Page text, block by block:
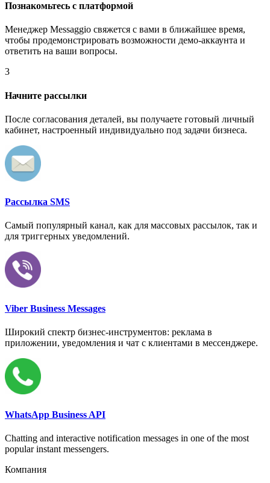
Познакомьтесь с платформой
Менеджер Messaggio свяжется с вами в ближайшее время,
чтобы продемонстрировать возможности демо-аккаунта и
ответить на ваши вопросы.
3
Начните рассылки
После согласования деталей, вы получаете готовый личный
кабинет, настроенный индивидуально под задачи бизнеса.
Рассылка SMS
Самый популярный канал, как для массовых рассылок, так и
для триггерных уведомлений.
Viber Business Messages
Широкий спектр бизнес-инструментов: реклама в
приложении, уведомления и чат с клиентами в мессенджере.
WhatsApp Business API
Chatting and interactive notification messages in one of the most
popular instant messengers.
Компания